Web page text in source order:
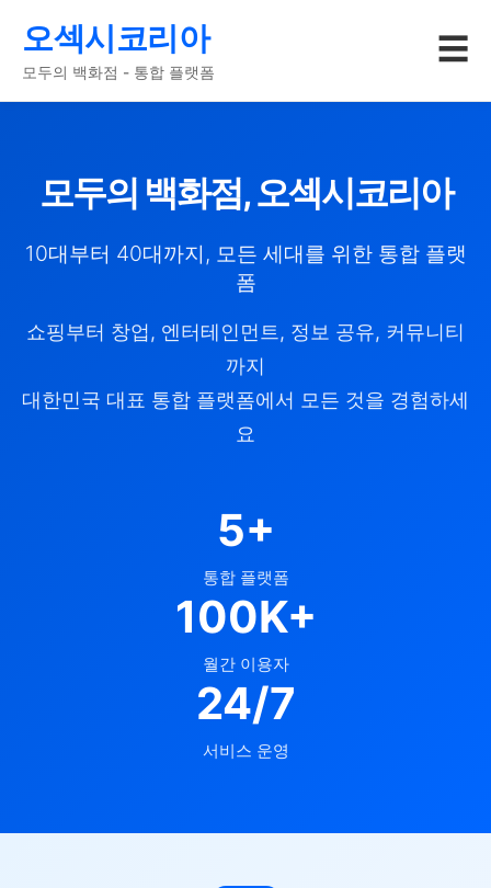
오섹시코리아
모두의 백화점 - 통합 플랫폼
☰
모두의 백화점, 오섹시코리아
10대부터 40대까지, 모든 세대를 위한 통합 플랫
폼
쇼핑부터 창업, 엔터테인먼트, 정보 공유, 커뮤니티
까지
대한민국 대표 통합 플랫폼에서 모든 것을 경험하세
요
5+
통합 플랫폼
100K+
월간 이용자
24/7
서비스 운영